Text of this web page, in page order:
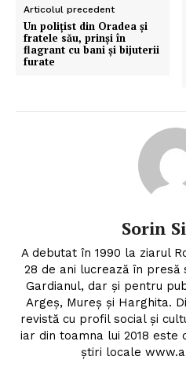
Articolul precedent
Un poliţist din Oradea şi
fratele său, prinşi în
flagrant cu bani şi bijuterii
furate
Sorin
A debutat în 1990 la ziarul
28 de ani lucrează în presă
Gardianul, dar şi pentru
Argeş, Mureş şi Harghita.
revistă cu profil social şi
iar din toamna lui 2018
ştiri locale